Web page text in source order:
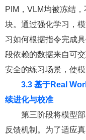
PIM，VLM均被冻结
块。通过强化学习，
习如何根据指令完成
段依赖的数据来自可
安全的练习场景，使模
3.3 基于Real
续进化与校准
第三阶段将模型
反馈机制。为了适应